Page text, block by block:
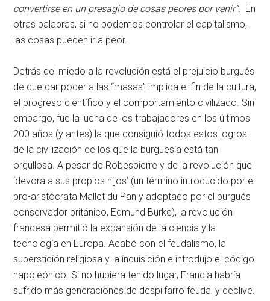
convertirse en un presagio de cosas peores por venir”. En
otras palabras, si no podemos controlar el capitalismo,
las cosas pueden ir a peor.
Detrás del miedo a la revolución está el prejuicio burgués
de que dar poder a las “masas” implica el fin de la cultura,
el progreso científico y el comportamiento civilizado. Sin
embargo, fue la lucha de los trabajadores en los últimos
200 años (y antes) la que consiguió todos estos logros
de la civilización de los que la burguesía está tan
orgullosa. A pesar de Robespierre y de la revolución que
‘devora a sus propios hijos’ (un término introducido por el
pro-aristócrata Mallet du Pan y adoptado por el burgués
conservador británico, Edmund Burke), la revolución
francesa permitió la expansión de la ciencia y la
tecnología en Europa. Acabó con el feudalismo, la
superstición religiosa y la inquisición e introdujo el código
napoleónico. Si no hubiera tenido lugar, Francia habría
sufrido más generaciones de despilfarro feudal y declive.